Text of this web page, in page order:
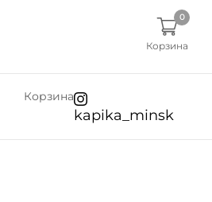
Корзина
0
Корзина
kapika_minsk